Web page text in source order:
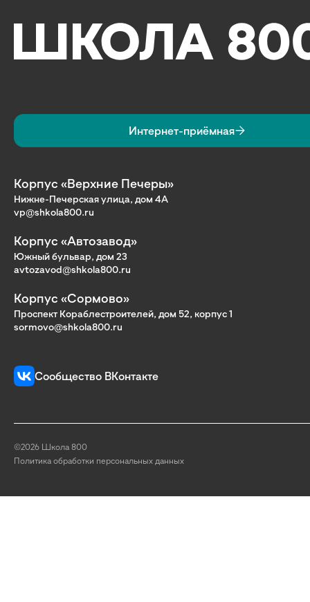
Интернет-приёмная
Корпус «Верхние Печеры»
Нижне-Печерская улица, дом 4А
vp@shkola800.ru
Корпус «Автозавод»
Южный бульвар, дом 23
avtozavod@shkola800.ru
Корпус «Сормово»
Проспект Кораблестроителей, дом 52, корпус 1
sormovo@shkola800.ru
Сообщество ВКонтакте
©2026 Школа 800
Политика обработки персональных данных